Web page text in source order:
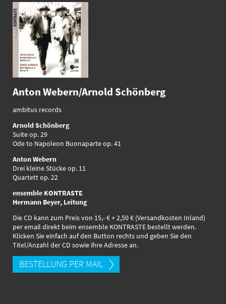
Anton Webern/Arnold Schönberg
ambitus records
Arnold Schönberg
Suite op. 29
Ode to Napoleon Buonaparte op. 41
Anton Webern
Drei kleine Stücke op. 11
Quartett op. 22
ensemble KONTRASTE
Hermann Beyer, Leitung
Die CD kann zum Preis von 15,- € + 2,50 € (Versandkosten Inland)
per email direkt beim ensemble KONTRASTE bestellt werden.
Klicken Sie einfach auf den Button rechts und geben Sie den
Titel/Anzahl der CD sowie ihre Adresse an.
BESTELLUNG PER MAIL